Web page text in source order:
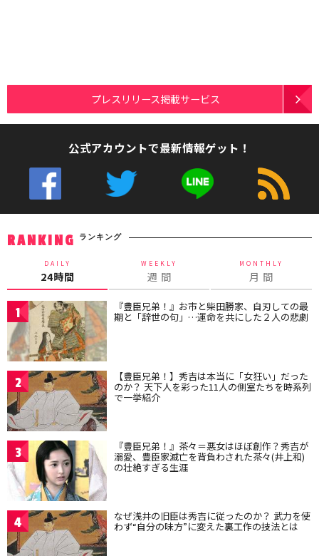
プレスリリース掲載サービス
公式アカウントで最新情報ゲット！
RANKING ランキング
DAILY
24時間
WEEKLY
週 間
MONTHLY
月 間
1 『豊臣兄弟！』お市と柴田勝家、自刃しての最
期と「辞世の句」…運命を共にした２人の悲劇
2 【豊臣兄弟！】秀吉は本当に「女狂い」だった
のか？ 天下人を彩った11人の側室たちを時系列
で一挙紹介
3 『豊臣兄弟！』茶々＝悪女はほぼ創作？秀吉が
溺愛、豊臣家滅亡を背負わされた茶々(井上和)
の壮絶すぎる生涯
4 なぜ浅井の旧臣は秀吉に従ったのか？ 武力を使
わず“自分の味方”に変えた裏工作の技法とは